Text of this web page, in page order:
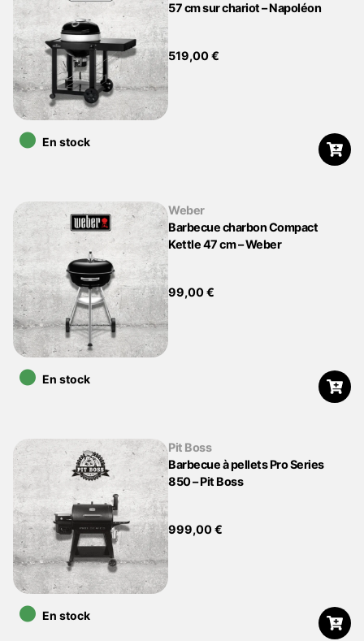
57 cm sur chariot – Napoléon
519,00€
•En stock
Weber
Barbecue charbon Compact
Kettle 47 cm – Weber
99,00€
•En stock
Pit Boss
Barbecue à pellets Pro Series
850 – Pit Boss
999,00€
•En stock